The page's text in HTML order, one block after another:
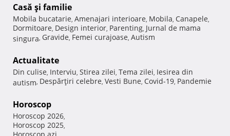
Casă şi familie
Mobila bucatarie, Amenajari interioare, Mobila, Canapele,
Dormitoare, Design interior, Parenting, Jurnal de mama
singura, Gravide, Femei curajoase, Autism
Actualitate
Din culise, Interviu, Stirea zilei, Tema zilei, Iesirea din
autism, Despărţiri celebre, Vesti Bune, Covid-19, Pandemie
Horoscop
Horoscop 2026,
Horoscop 2025,